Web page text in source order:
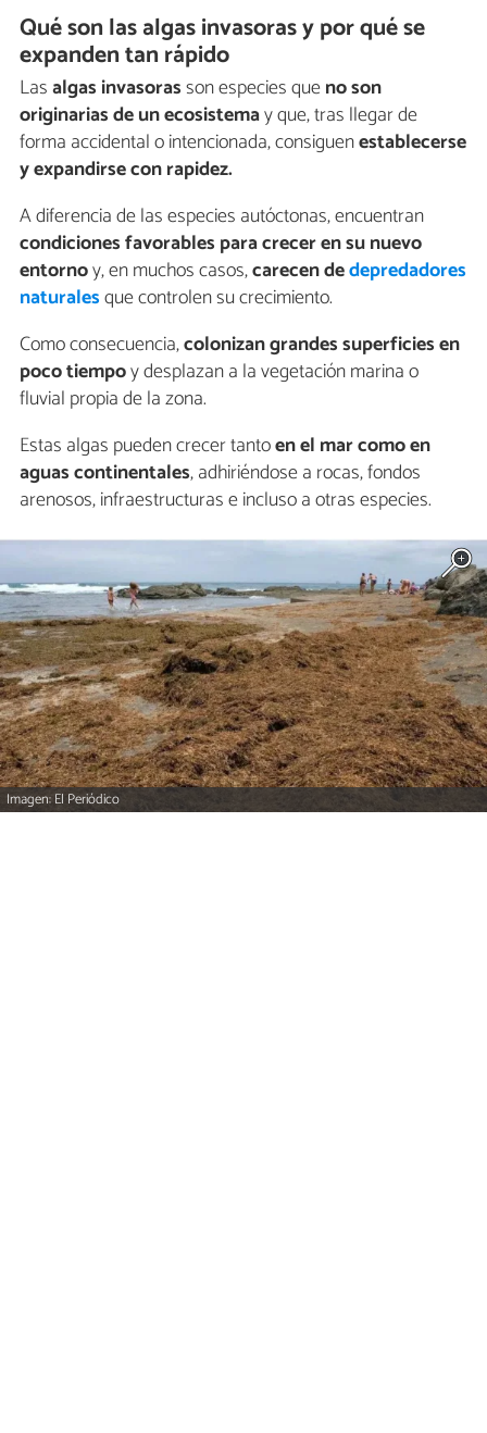
Qué son las algas invasoras y por qué se
expanden tan rápido
Lasalgas invasorasson especies queno son
originarias de un ecosistemay que, tras llegar de
forma accidental o intencionada, consiguenestablecerse
y expandirse con rapidez.
A diferencia de las especies autóctonas, encuentran
condiciones favorables para crecer en su nuevo
entornoy, en muchos casos,carecen dedepredadores
naturalesque controlen su crecimiento.
Como consecuencia,colonizan grandes superficies en
poco tiempoy desplazan a la vegetación marina o
fluvial propia de la zona.
Estas algas pueden crecer tantoen el mar como en
aguas continentales, adhiriéndose a rocas, fondos
arenosos, infraestructuras e incluso a otras especies.
Imagen: El Periódico